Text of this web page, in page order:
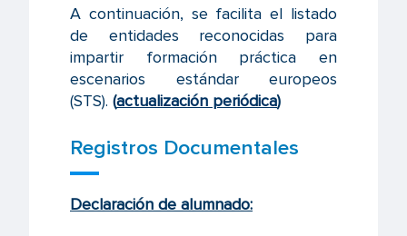
A continuación, se facilita el listado
de entidades reconocidas para
impartir formación práctica en
escenarios estándar europeos
(STS). (actualización periódica)
Registros Documentales
Declaración de alumnado: